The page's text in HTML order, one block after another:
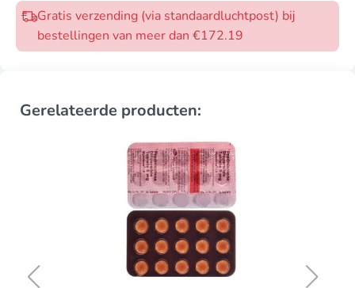
Gratis verzending (via standaardluchtpost) bij
bestellingen van meer dan €172.19
Gerelateerde producten: